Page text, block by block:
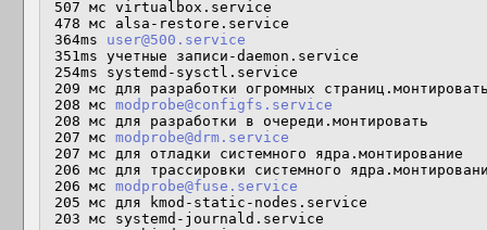
364ms user@500.service
208 мс modprobe@configfs.service
207 мс modprobe@drm.service
206 мс modprobe@fuse.service